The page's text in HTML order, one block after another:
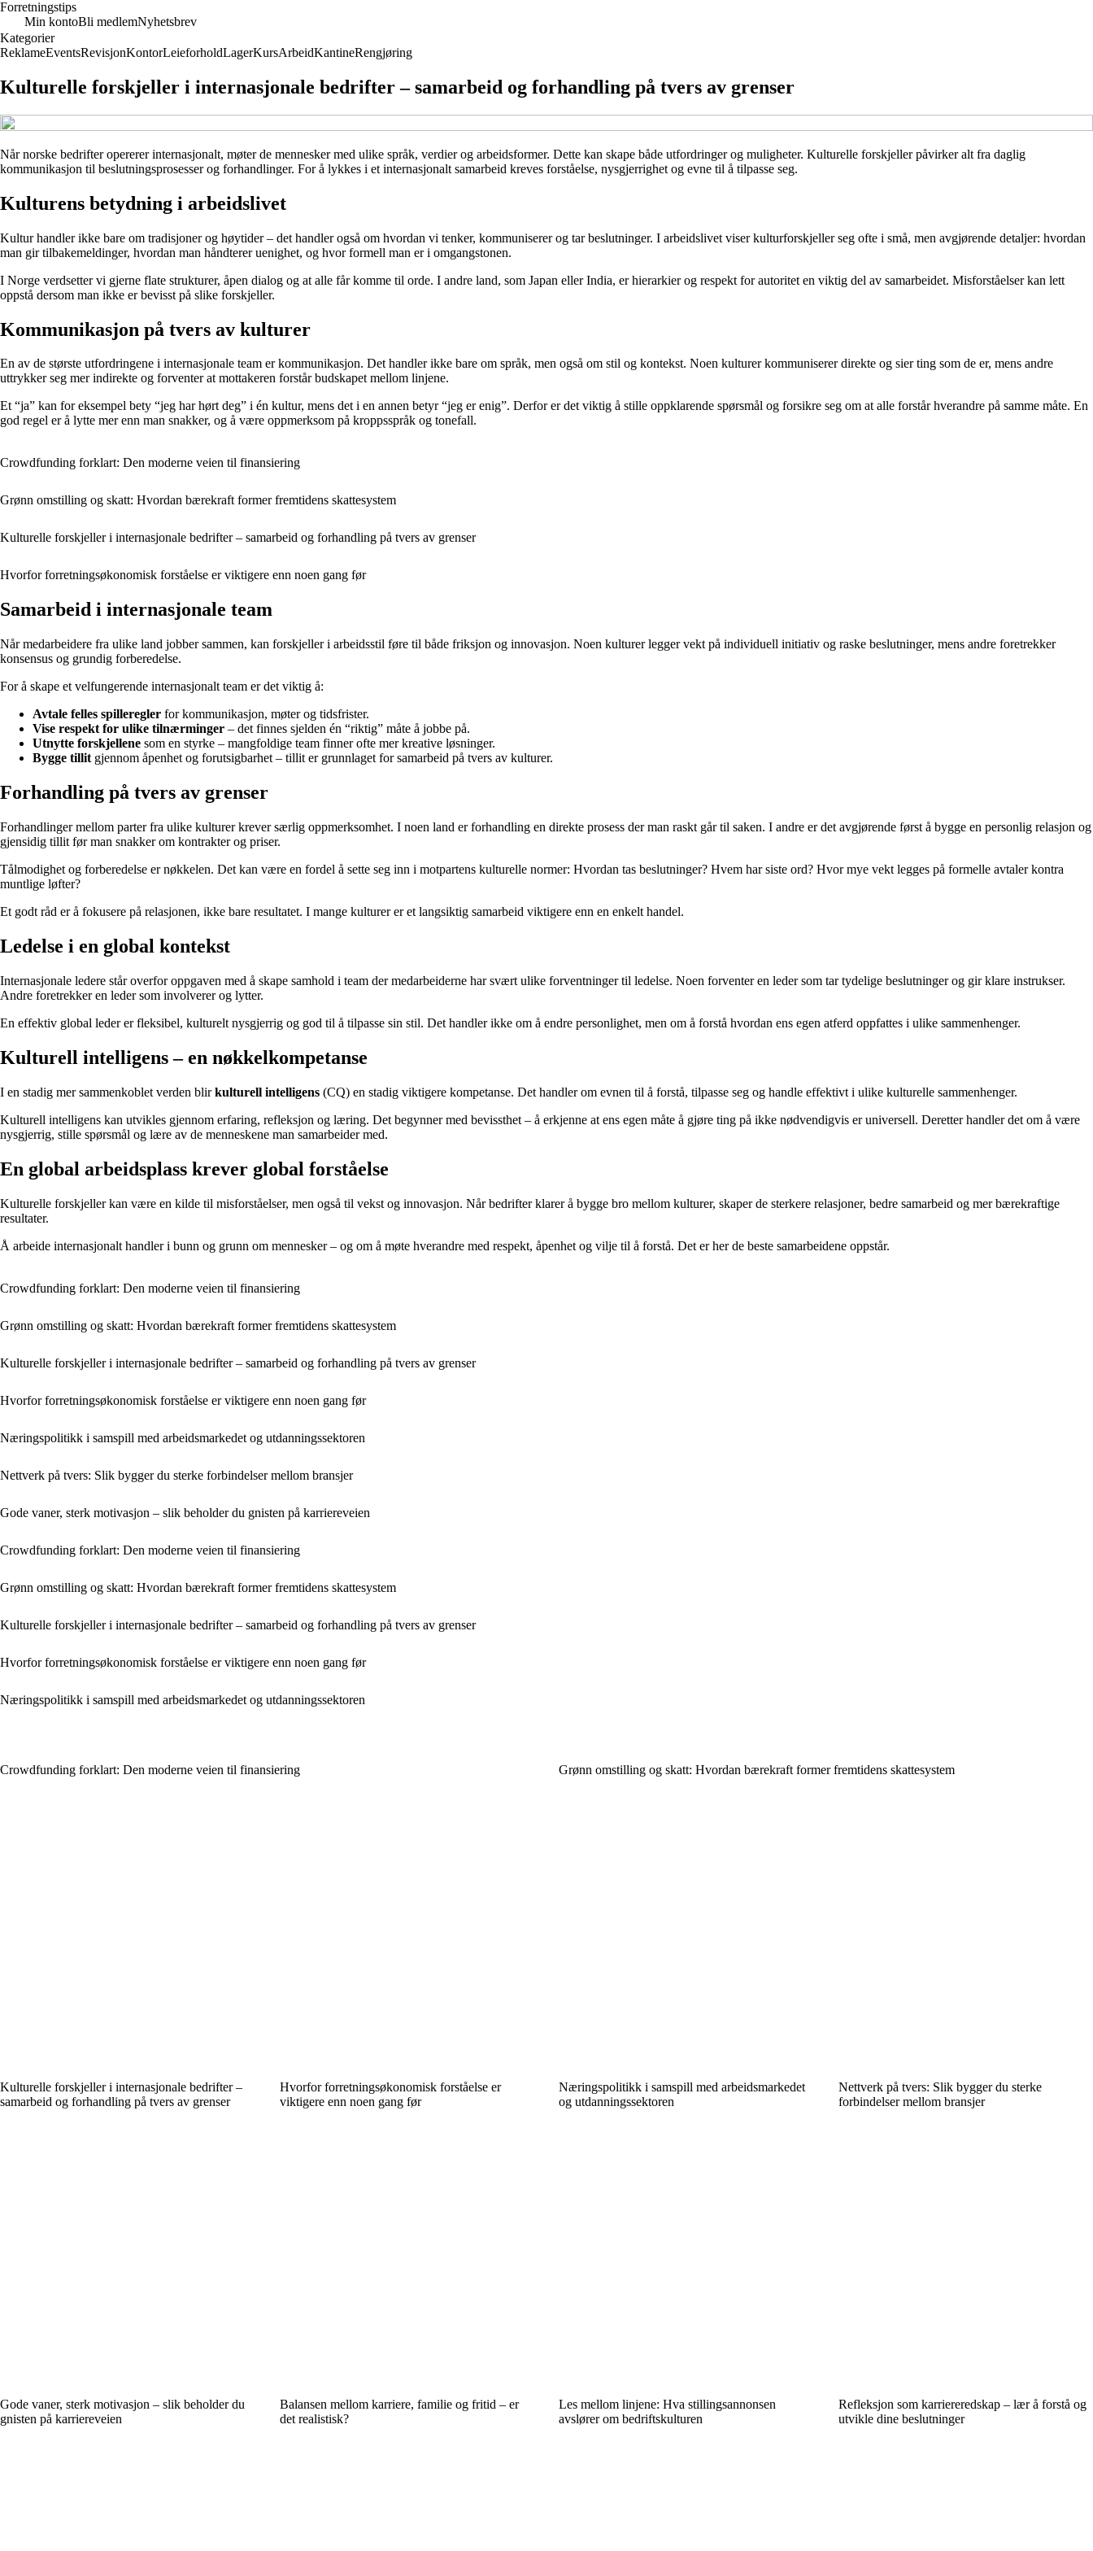
Forretningstips
Min kontoBli medlemNyhetsbrev
Kategorier
ReklameEventsRevisjonKontorLeieforholdLagerKursArbeidKantineRengjøring
Kulturelle forskjeller i internasjonale bedrifter – samarbeid og forhandling på tvers av grenser
Når norske bedrifter opererer internasjonalt, møter de mennesker med ulike språk, verdier og arbeidsformer. Dette kan skape både utfordringer og muligheter. Kulturelle forskjeller påvirker alt fra daglig
kommunikasjon til beslutningsprosesser og forhandlinger. For å lykkes i et internasjonalt samarbeid kreves forståelse, nysgjerrighet og evne til å tilpasse seg.
Kulturens betydning i arbeidslivet
Kultur handler ikke bare om tradisjoner og høytider – det handler også om hvordan vi tenker, kommuniserer og tar beslutninger. I arbeidslivet viser kulturforskjeller seg ofte i små, men avgjørende detaljer: hvordan
man gir tilbakemeldinger, hvordan man håndterer uenighet, og hvor formell man er i omgangstonen.
I Norge verdsetter vi gjerne flate strukturer, åpen dialog og at alle får komme til orde. I andre land, som Japan eller India, er hierarkier og respekt for autoritet en viktig del av samarbeidet. Misforståelser kan lett
oppstå dersom man ikke er bevisst på slike forskjeller.
Kommunikasjon på tvers av kulturer
En av de største utfordringene i internasjonale team er kommunikasjon. Det handler ikke bare om språk, men også om stil og kontekst. Noen kulturer kommuniserer direkte og sier ting som de er, mens andre
uttrykker seg mer indirekte og forventer at mottakeren forstår budskapet mellom linjene.
Et “ja” kan for eksempel bety “jeg har hørt deg” i én kultur, mens det i en annen betyr “jeg er enig”. Derfor er det viktig å stille oppklarende spørsmål og forsikre seg om at alle forstår hverandre på samme måte. En
god regel er å lytte mer enn man snakker, og å være oppmerksom på kroppsspråk og tonefall.
Crowdfunding forklart: Den moderne veien til finansiering
Grønn omstilling og skatt: Hvordan bærekraft former fremtidens skattesystem
Kulturelle forskjeller i internasjonale bedrifter – samarbeid og forhandling på tvers av grenser
Hvorfor forretningsøkonomisk forståelse er viktigere enn noen gang før
Samarbeid i internasjonale team
Når medarbeidere fra ulike land jobber sammen, kan forskjeller i arbeidsstil føre til både friksjon og innovasjon. Noen kulturer legger vekt på individuell initiativ og raske beslutninger, mens andre foretrekker
konsensus og grundig forberedelse.
For å skape et velfungerende internasjonalt team er det viktig å:
Avtale felles spilleregler for kommunikasjon, møter og tidsfrister.
Vise respekt for ulike tilnærminger – det finnes sjelden én “riktig” måte å jobbe på.
Utnytte forskjellene som en styrke – mangfoldige team finner ofte mer kreative løsninger.
Bygge tillit gjennom åpenhet og forutsigbarhet – tillit er grunnlaget for samarbeid på tvers av kulturer.
Forhandling på tvers av grenser
Forhandlinger mellom parter fra ulike kulturer krever særlig oppmerksomhet. I noen land er forhandling en direkte prosess der man raskt går til saken. I andre er det avgjørende først å bygge en personlig relasjon og
gjensidig tillit før man snakker om kontrakter og priser.
Tålmodighet og forberedelse er nøkkelen. Det kan være en fordel å sette seg inn i motpartens kulturelle normer: Hvordan tas beslutninger? Hvem har siste ord? Hvor mye vekt legges på formelle avtaler kontra
muntlige løfter?
Et godt råd er å fokusere på relasjonen, ikke bare resultatet. I mange kulturer er et langsiktig samarbeid viktigere enn en enkelt handel.
Ledelse i en global kontekst
Internasjonale ledere står overfor oppgaven med å skape samhold i team der medarbeiderne har svært ulike forventninger til ledelse. Noen forventer en leder som tar tydelige beslutninger og gir klare instrukser.
Andre foretrekker en leder som involverer og lytter.
En effektiv global leder er fleksibel, kulturelt nysgjerrig og god til å tilpasse sin stil. Det handler ikke om å endre personlighet, men om å forstå hvordan ens egen atferd oppfattes i ulike sammenhenger.
Kulturell intelligens – en nøkkelkompetanse
I en stadig mer sammenkoblet verden blirkulturell intelligens (CQ) en stadig viktigere kompetanse. Det handler om evnen til å forstå, tilpasse seg og handle effektivt i ulike kulturelle sammenhenger.
Kulturell intelligens kan utvikles gjennom erfaring, refleksjon og læring. Det begynner med bevissthet – å erkjenne at ens egen måte å gjøre ting på ikke nødvendigvis er universell. Deretter handler det om å være
nysgjerrig, stille spørsmål og lære av de menneskene man samarbeider med.
En global arbeidsplass krever global forståelse
Kulturelle forskjeller kan være en kilde til misforståelser, men også til vekst og innovasjon. Når bedrifter klarer å bygge bro mellom kulturer, skaper de sterkere relasjoner, bedre samarbeid og mer bærekraftige
resultater.
Å arbeide internasjonalt handler i bunn og grunn om mennesker – og om å møte hverandre med respekt, åpenhet og vilje til å forstå. Det er her de beste samarbeidene oppstår.
Crowdfunding forklart: Den moderne veien til finansiering
Grønn omstilling og skatt: Hvordan bærekraft former fremtidens skattesystem
Kulturelle forskjeller i internasjonale bedrifter – samarbeid og forhandling på tvers av grenser
Hvorfor forretningsøkonomisk forståelse er viktigere enn noen gang før
Næringspolitikk i samspill med arbeidsmarkedet og utdanningssektoren
Nettverk på tvers: Slik bygger du sterke forbindelser mellom bransjer
Gode vaner, sterk motivasjon – slik beholder du gnisten på karriereveien
Crowdfunding forklart: Den moderne veien til finansiering
Grønn omstilling og skatt: Hvordan bærekraft former fremtidens skattesystem
Kulturelle forskjeller i internasjonale bedrifter – samarbeid og forhandling på tvers av grenser
Hvorfor forretningsøkonomisk forståelse er viktigere enn noen gang før
Næringspolitikk i samspill med arbeidsmarkedet og utdanningssektoren
Crowdfunding forklart: Den moderne veien til finansiering Grønn omstilling og skatt: Hvordan bærekraft former fremtidens skattesystem
Kulturelle forskjeller i internasjonale bedrifter –
samarbeid og forhandling på tvers av grenser
Hvorfor forretningsøkonomisk forståelse er
viktigere enn noen gang før
Næringspolitikk i samspill med arbeidsmarkedet
og utdanningssektoren
Nettverk på tvers: Slik bygger du sterke
forbindelser mellom bransjer
Gode vaner, sterk motivasjon – slik beholder du
gnisten på karriereveien
Balansen mellom karriere, familie og fritid – er
det realistisk?
Les mellom linjene: Hva stillingsannonsen
avslører om bedriftskulturen
Refleksjon som karriereredskap – lær å forstå og
utvikle dine beslutninger